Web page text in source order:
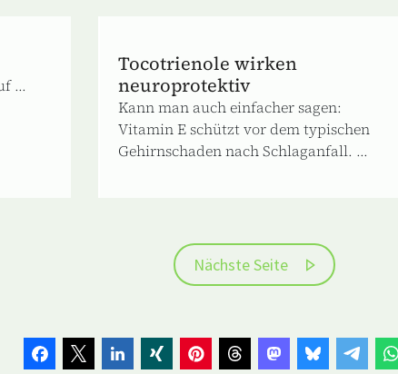
...
Tocotrienole wirken
neuroprotektiv
Kann man auch einfacher sagen:
Vitamin E schützt vor dem typischen
Gehirnschaden nach Schlaganfall. ...
Nächste Seite